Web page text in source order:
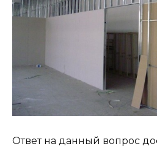
Ответ на данный вопрос